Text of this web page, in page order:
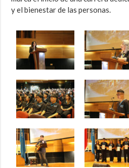
y el bienestar de las personas.